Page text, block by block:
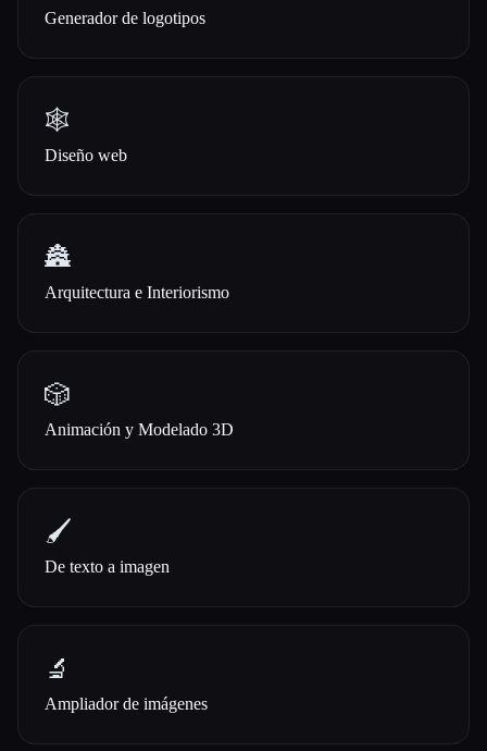
Generador de logotipos
🕸
Diseño web
🏯
Arquitectura e Interiorismo
🎲
Animación y Modelado 3D
🖌️
De texto a imagen
🔬
Ampliador de imágenes